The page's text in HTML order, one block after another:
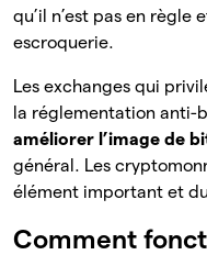
qu’il n’est pas en
escroquerie.
Les exchanges qui
la réglementation anti-
améliorer l’image de
général. Les
élément important et
Comment